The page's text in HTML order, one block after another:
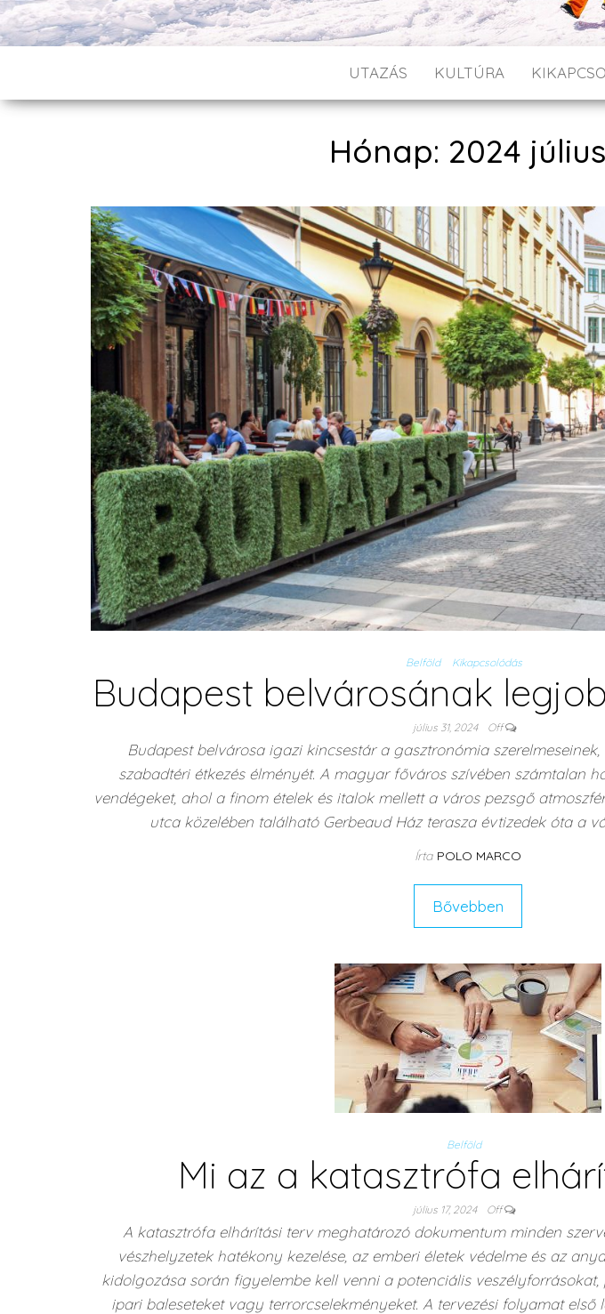
UTAZÁS KULTÚRA
Hónap: 2024 július
Belföld Kikapcsolódás
Budapest belvárosának
július 31, 2024 Off
Budapest belvárosa igazi kincsestár a gasztronómia
szabadtéri étkezés élményét. A magyar főváros szívében számtalan
vendégeket, ahol a finom ételek és italok mellett a város pezsgő
utca közelében található Gerbeaud Ház terasza évtizedek óta a
Írta POLO MARCO
Bővebben
Belföld
Mi az a katasztrófa
július 17, 2024 Off
A katasztrófa elhárítási terv meghatározó dokumentum minden
vészhelyzetek hatékony kezelése, az emberi életek védelme és az
kidolgozása során figyelembe kell venni a potenciális
ipari baleseteket vagy terrorcselekményeket. A tervezési folyamat első